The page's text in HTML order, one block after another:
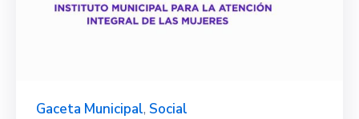
Gaceta Municipal, Social